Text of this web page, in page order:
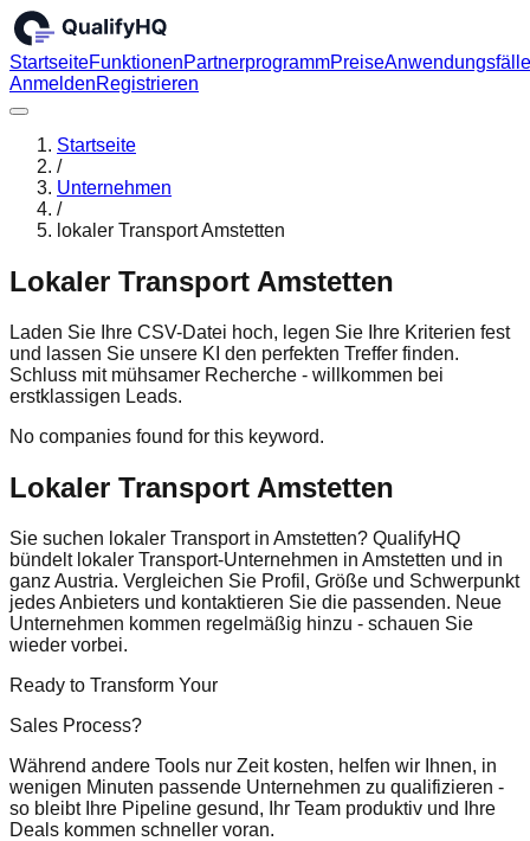
StartseiteFunktionenPartnerprogrammPreiseAnwendungsfälle
AnmeldenRegistrieren
Startseite
/
Unternehmen
/
lokaler Transport Amstetten
Lokaler Transport Amstetten
Laden Sie Ihre CSV-Datei hoch, legen Sie Ihre Kriterien fest
und lassen Sie unsere KI den perfekten Treffer finden.
Schluss mit mühsamer Recherche - willkommen bei
erstklassigen Leads.
No companies found for this keyword.
Lokaler Transport Amstetten
Sie suchen lokaler Transport in Amstetten? QualifyHQ
bündelt lokaler Transport-Unternehmen in Amstetten und in
ganz Austria. Vergleichen Sie Profil, Größe und Schwerpunkt
jedes Anbieters und kontaktieren Sie die passenden. Neue
Unternehmen kommen regelmäßig hinzu - schauen Sie
wieder vorbei.
Ready to Transform Your
Sales Process?
Während andere Tools nur Zeit kosten, helfen wir Ihnen, in
wenigen Minuten passende Unternehmen zu qualifizieren -
so bleibt Ihre Pipeline gesund, Ihr Team produktiv und Ihre
Deals kommen schneller voran.